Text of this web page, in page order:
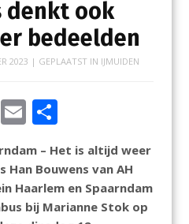
denkt ook
bedeelden
2023 | GEPLAATST IN IJMUIDEN
E
ai
l
D
el
e
n
– Het is altijd weer
Bouwens van AH
Haarlem en Spaarndam
bij Marianne Stok op